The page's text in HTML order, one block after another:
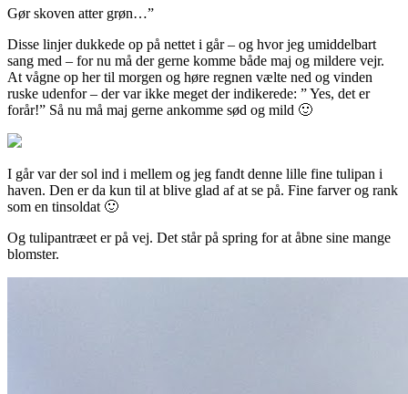
Gør skoven atter grøn…”
Disse linjer dukkede op på nettet i går – og hvor jeg umiddelbart
sang med – for nu må der gerne komme både maj og mildere vejr.
At vågne op her til morgen og høre regnen vælte ned og vinden
ruske udenfor – der var ikke meget der indikerede: ” Yes, det er
forår!” Så nu må maj gerne ankomme sød og mild 🙂
I går var der sol ind i mellem og jeg fandt denne lille fine tulipan i
haven. Den er da kun til at blive glad af at se på. Fine farver og rank
som en tinsoldat 🙂
Og tulipantræet er på vej. Det står på spring for at åbne sine mange
blomster.